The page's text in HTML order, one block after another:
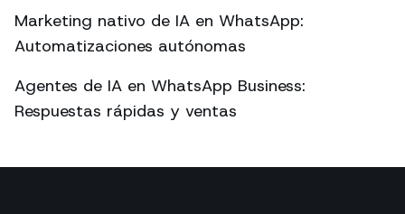
Marketing nativo de IA en WhatsApp:
Automatizaciones autónomas
Agentes de IA en WhatsApp Business:
Respuestas rápidas y ventas